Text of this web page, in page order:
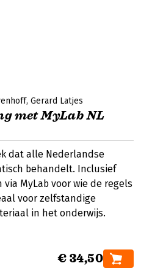
Gerard Latjes
met MyLab NL
dat alle Nederlandse
behandelt. Inclusief
MyLab voor wie de regels
voor zelfstandige
in het onderwijs.
€ 34,50